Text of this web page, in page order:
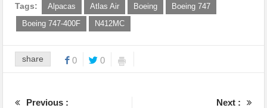
Tags: Alpacas Atlas Air Boeing
Boeing 747
Boeing 747-400F
N412MC
share 0 0
Previous :
Next :